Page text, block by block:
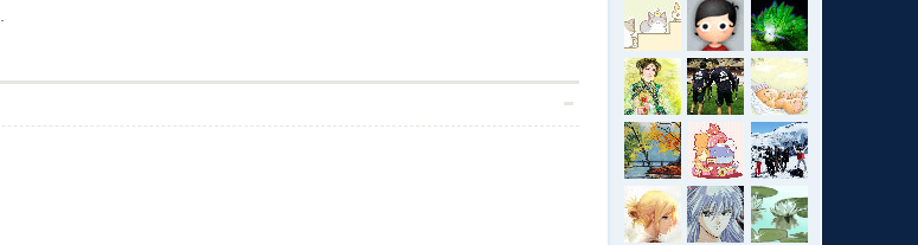
风
格
u
e
a
y
o
w
n
k
e
e
风
格
镜
版
办
公